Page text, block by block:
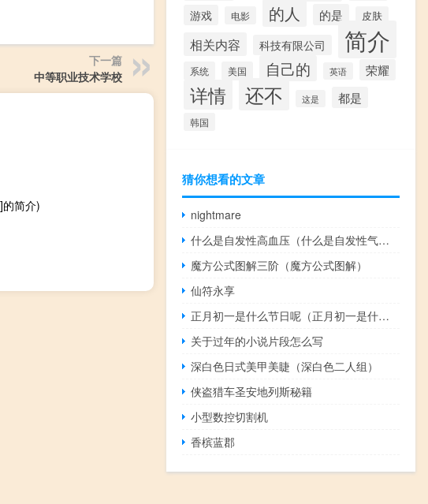
下一篇
中等职业技术学校
简介)
游戏 电影 的人 的是 皮肤
相关内容 科技有限公司 简介
系统 美国 自己的 英语 荣耀
详情 还不 这是 都是
韩国
猜你想看的文章
nightmare
什么是自发性高血压（什么是自发性气胸）
魔方公式图解三阶（魔方公式图解）
仙符永享
正月初一是什么节日呢（正月初一是什么节日正月初一有什么节日风俗）
关于过年的小说片段怎么写
深白色日式美甲美睫（深白色二人组）
侠盗猎车圣安地列斯秘籍
小型数控切割机
香槟蓝郡